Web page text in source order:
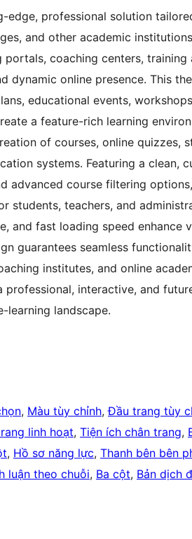
edge, professional solution
and other academic
coaching centers,
dynamic online presence. This
educational events,
a feature-rich learning
of courses, online quizzes,
systems. Featuring a clean,
advanced course filtering
students, teachers, and
and fast loading speed enhance
guarantees seamless
institutes, and online
interactive, and
learning landscape.
, Màu tùy chỉnh, Đầu trang tùy
linh hoạt, Tiện ích chân trang,
, Hồ sơ năng lực, Thanh bên bên
luận theo chuỗi, Ba cột, Bản dịch